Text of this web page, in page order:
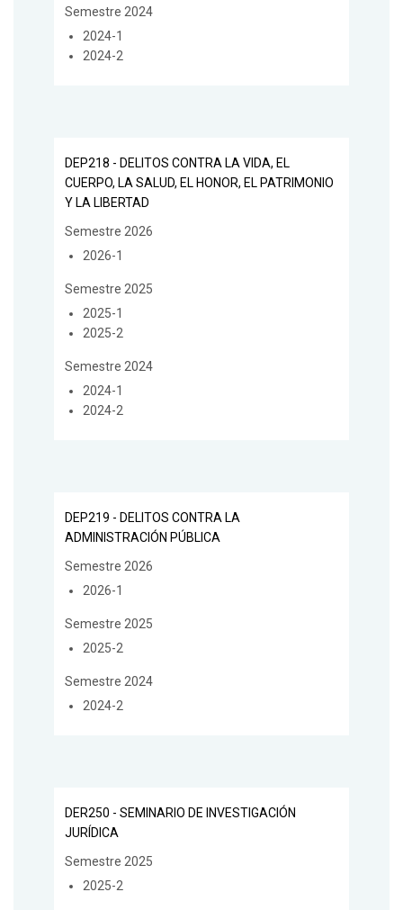
Semestre 2024
2024-1
2024-2
DEP218 - DELITOS CONTRA LA VIDA, EL
CUERPO, LA SALUD, EL HONOR, EL PATRIMONIO
Y LA LIBERTAD
Semestre 2026
2026-1
Semestre 2025
2025-1
2025-2
Semestre 2024
2024-1
2024-2
DEP219 - DELITOS CONTRA LA
ADMINISTRACIÓN PÚBLICA
Semestre 2026
2026-1
Semestre 2025
2025-2
Semestre 2024
2024-2
DER250 - SEMINARIO DE INVESTIGACIÓN
JURÍDICA
Semestre 2025
2025-2